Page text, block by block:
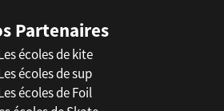
Partenaires
écoles de kite
écoles de sup
écoles de Foil